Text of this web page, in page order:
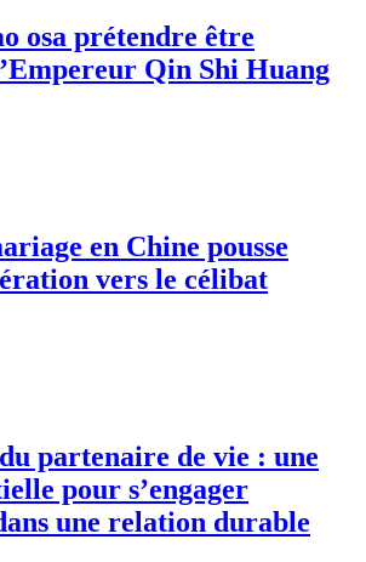
osa prétendre être
Qin Shi Huang
en Chine pousse
vers le célibat
partenaire de vie : une
pour s’engager
une relation durable